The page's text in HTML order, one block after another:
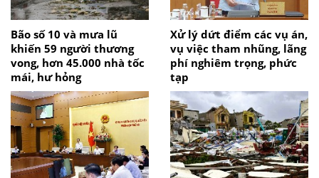
Bão số 10 và mưa lũ
khiến 59 người thương
vong, hơn 45.000 nhà tốc
mái, hư hỏng
Xử lý dứt điểm các vụ án,
vụ việc tham nhũng, lãng
phí nghiêm trọng, phức
tạp